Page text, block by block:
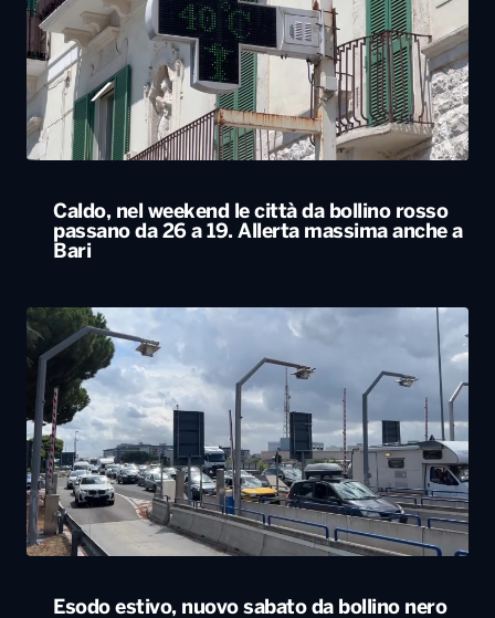
Caldo, nel weekend le città da bollino rosso
passano da 26 a 19. Allerta massima anche a
Bari
Esodo estivo, nuovo sabato da bollino nero